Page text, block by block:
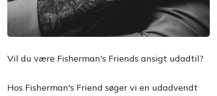
Vil du være Fisherman's Friends ansigt udadtil?
Hos Fisherman's Friend søger vi en udadvendt